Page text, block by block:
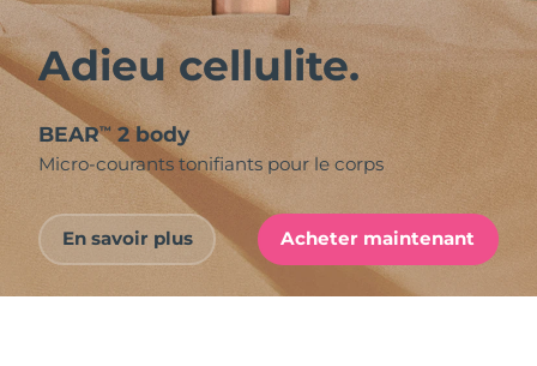
Adieu cellulite.
BEAR™ 2 body
Micro-courants tonifiants pour le corps
En savoir plus Acheter maintenant